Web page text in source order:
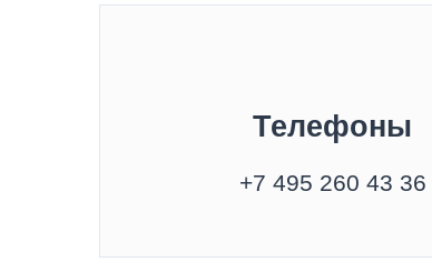
Телефоны
+7 495 260 43 36